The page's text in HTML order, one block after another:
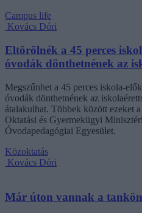
Campus life
Kovács Dóri
Eltörölnék a 45 perces
óvodák dönthetnének az
Megszűnhet a 45 perces iskola-
óvodák dönthetnének az
átalakulhat. Többek között ezeket
Oktatási és Gyermekügyi
Óvodapedagógiai Egyesület.
Közoktatás
Kovács Dóri
Már úton vannak a